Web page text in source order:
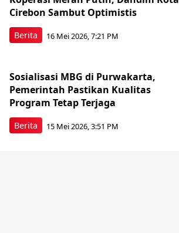
Berita
Cirebon Sambut Optimistis
16 Mei 2026, 7:21 PM
Berita
Sosialisasi MBG di Purwakarta,
Pemerintah Pastikan Kualitas
Program Tetap Terjaga
15 Mei 2026, 3:51 PM